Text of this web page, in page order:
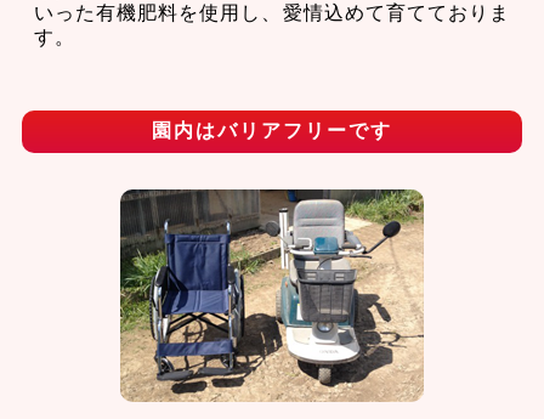
いった有機肥料を使用し、愛情込めて育てておりま
す。
園内はバリアフリーです